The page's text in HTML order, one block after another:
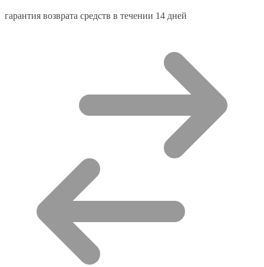
гарантия возврата средств в течении 14 дней